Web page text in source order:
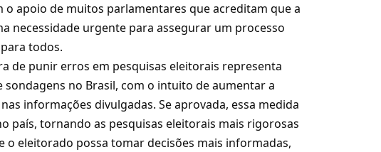
apoio de muitos parlamentares que acreditam que a
necessidade urgente para assegurar um processo
todos.
de punir erros em pesquisas eleitorais representa
no Brasil, com o intuito de aumentar a
informações divulgadas. Se aprovada, essa medida
país, tornando as pesquisas eleitorais mais rigorosas
o eleitorado possa tomar decisões mais informadas,